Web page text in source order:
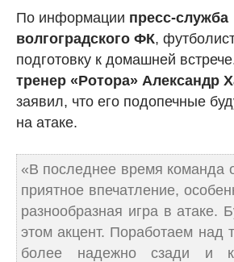
По информации пресс-служба
волгоградского ФК,
подготовку к домашней
тренер «Ротора» Александр
заявил, что его подопечные
на атаке.
«В последнее время команда
приятное впечатление,
разнообразная игра в атаке.
этом акцент. Поработаем над
более надежно сзади и